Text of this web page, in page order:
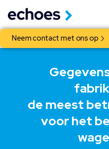
Neem contact met ons op
de meest
voor het